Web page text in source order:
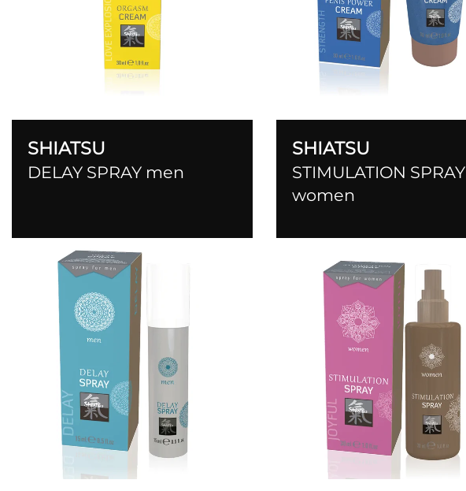
SHIATSU
DELAY SPRAY men
SHIATSU
STIMULATION SPRAY
women